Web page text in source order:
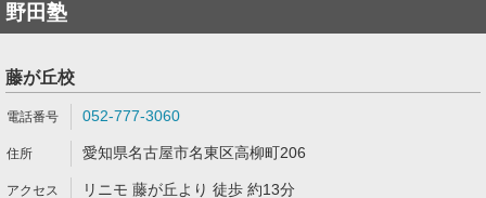
野田塾
藤が丘校
052-777-3060
愛知県名古屋市名東区高柳町206
リニモ 藤が丘より 徒歩 約13分